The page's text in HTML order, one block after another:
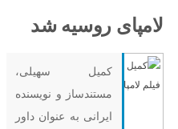
لامپای روسیه شد
کمیل سهیلی،
مستندساز و نویسنده
ایرانی به عنوان داور